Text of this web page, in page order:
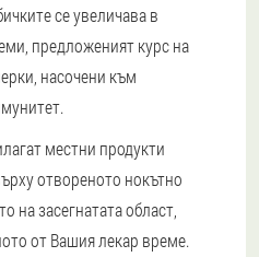
се увеличава в
предложеният курс на
насочени към
местни продукти
отвореното нокътно
на засегнатата област,
от Вашия лекар време.